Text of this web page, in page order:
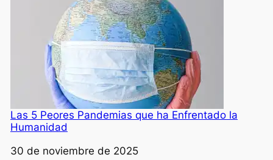
Las 5 Peores Pandemias que ha Enfrentado la
Humanidad
Fecha
30 de noviembre de 2025